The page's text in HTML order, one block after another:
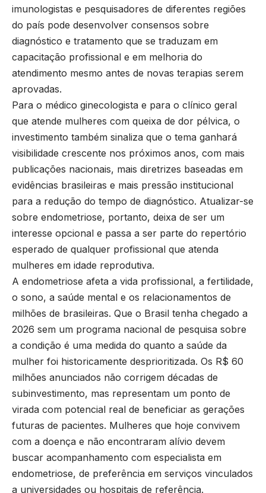
imunologistas e pesquisadores de diferentes regiões
do país pode desenvolver consensos sobre
diagnóstico e tratamento que se traduzam em
capacitação profissional e em melhoria do
atendimento mesmo antes de novas terapias serem
aprovadas.
Para o médico ginecologista e para o clínico geral
que atende mulheres com queixa de dor pélvica, o
investimento também sinaliza que o tema ganhará
visibilidade crescente nos próximos anos, com mais
publicações nacionais, mais diretrizes baseadas em
evidências brasileiras e mais pressão institucional
para a redução do tempo de diagnóstico. Atualizar-se
sobre endometriose, portanto, deixa de ser um
interesse opcional e passa a ser parte do repertório
esperado de qualquer profissional que atenda
mulheres em idade reprodutiva.
A endometriose afeta a vida profissional, a fertilidade,
o sono, a saúde mental e os relacionamentos de
milhões de brasileiras. Que o Brasil tenha chegado a
2026 sem um programa nacional de pesquisa sobre
a condição é uma medida do quanto a saúde da
mulher foi historicamente desprioritizada. Os R$ 60
milhões anunciados não corrigem décadas de
subinvestimento, mas representam um ponto de
virada com potencial real de beneficiar as gerações
futuras de pacientes. Mulheres que hoje convivem
com a doença e não encontraram alívio devem
buscar acompanhamento com especialista em
endometriose, de preferência em serviços vinculados
a universidades ou hospitais de referência.